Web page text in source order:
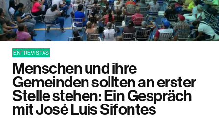
ENTREVISTAS
Menschen und ihre
Gemeinden sollten an erster
Stelle stehen: Ein Gespräch
mit José Luis Sifontes